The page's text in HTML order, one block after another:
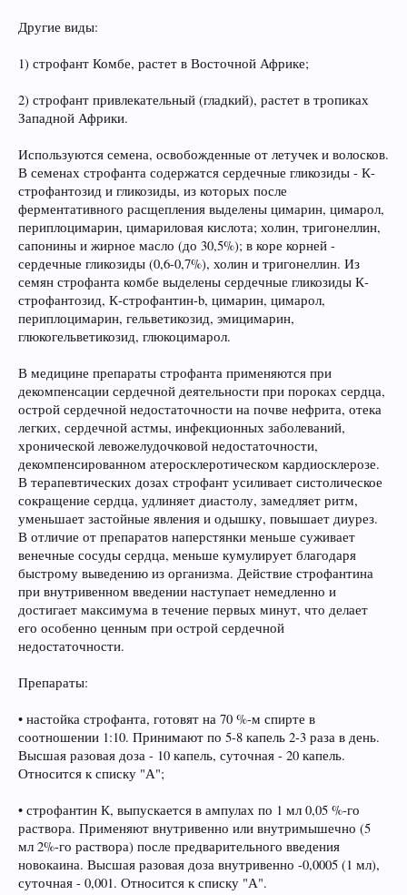
Другие виды:
1) строфант Комбе, растет в Восточной Африке;
2) строфант привлекательный (гладкий), растет в тропиках
Западной Африки.
Используются семена, освобожденные от летучек и волосков.
В семенах строфанта содержатся сердечные гликозиды - К-
строфантозид и гликозиды, из которых после
ферментативного расщепления выделены цимарин, цимарол,
периплоцимарин, цимариловая кислота; холин, тригонеллин,
сапонины и жирное масло (до 30,5%); в коре корней -
сердечные гликозиды (0,6-0,7%), холин и тригонеллин. Из
семян строфанта комбе выделены сердечные гликозиды К-
строфантозид, К-строфантин-b, цимарин, цимарол,
периплоцимарин, гельветикозид, эмицимарин,
глюкогельветикозид, глюкоцимарол.
В медицине препараты строфанта применяются при
декомпенсации сердечной деятельности при пороках сердца,
острой сердечной недостаточности на почве нефрита, отека
легких, сердечной астмы, инфекционных заболеваний,
хронической левожелудочковой недостаточности,
декомпенсированном атеросклеротическом кардиосклерозе.
В терапевтических дозах строфант усиливает систолическое
сокращение сердца, удлиняет диастолу, замедляет ритм,
уменьшает застойные явления и одышку, повышает диурез.
В отличие от препаратов наперстянки меньше суживает
венечные сосуды сердца, меньше кумулирует благодаря
быстрому выведению из организма. Действие строфантина
при внутривенном введении наступает немедленно и
достигает максимума в течение первых минут, что делает
его особенно ценным при острой сердечной
недостаточности.
Препараты:
• настойка строфанта, готовят на 70 %-м спирте в
соотношении 1:10. Принимают по 5-8 капель 2-3 раза в день.
Высшая разовая доза - 10 капель, суточная - 20 капель.
Относится к списку "А";
• строфантин К, выпускается в ампулах по 1 мл 0,05 %-го
раствора. Применяют внутривенно или внутримышечно (5
мл 2%-го раствора) после предварительного введения
новокаина. Высшая разовая доза внутривенно -0,0005 (1 мл),
суточная - 0,001. Относится к списку "А".